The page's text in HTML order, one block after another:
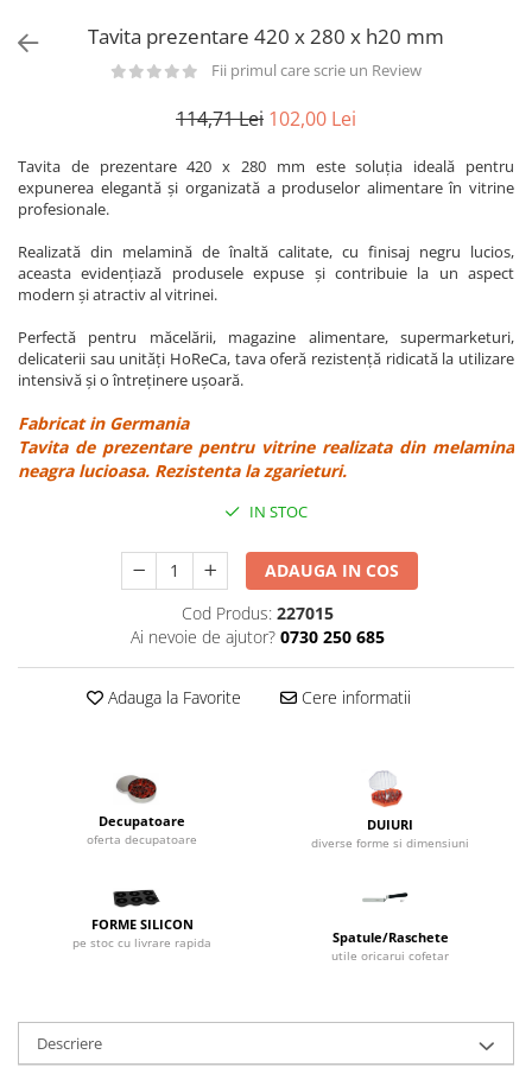
Perii cuptor
Alte accesorii pizza
Storcatoare/ Dozatoare suc Fructe
Sifon Frisca
Blender
Mese Inox Cafea
Aparatura Cafea
Aparatura Inghetata
Decupatoare
Evenimente
Figurine
Geometrice
Patiserie,Pizza
Aparate copt tarte
Aparate si Matrite/Chitare
Caramelizator
Pulverizatoare
Utilaje pentru Intins Aluat/fondant
Matrice Patiserie
Forme Briose
Forme Metal
Forme Silicon
Accesorii Posuri
Duiuri, Sprituri Decorare
Manusi
Stante, Cutere
Cutter/razatoare mozarella
Blender termic/Toaster
Formator hamburger
vidat/Ambalaje/Role/Pungi
Gatit sub Vid
Bain marie, Incalzitoare diverse
Tavita prezentare 420 x 280 x h20 mm
Fii primul care scrie un Review
114,71 Lei 102,00 Lei
Tavita de prezentare 420 x 280 mm este soluția ideală pentru
expunerea elegantă și organizată a produselor alimentare în vitrine
profesionale.
Realizată din melamină de înaltă calitate, cu finisaj negru lucios,
aceasta evidențiază produsele expuse și contribuie la un aspect
modern și atractiv al vitrinei.
Perfectă pentru măcelării, magazine alimentare, supermarketuri,
delicaterii sau unități HoReCa, tava oferă rezistență ridicată la utilizare
intensivă și o întreținere ușoară.
Fabricat in Germania
Tavita de prezentare pentru vitrine realizata din melamina
neagra lucioasa. Rezistenta la zgarieturi.
IN STOC
ADAUGA IN COS
Cod Produs: 227015
Ai nevoie de ajutor? 0730 250 685
Adauga la Favorite Cere informatii
Decupatoare
oferta decupatoare
DUIURI
diverse forme si dimensiuni
FORME SILICON
pe stoc cu livrare rapida Spatule/Raschete
utile oricarui cofetar
Descriere